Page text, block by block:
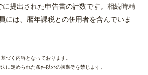
に提出された申告書の計数です。相続時精
には、暦年課税との併用者を含んでいま
づく内容となっております。
に定められた条件以外の複製等を禁じます。